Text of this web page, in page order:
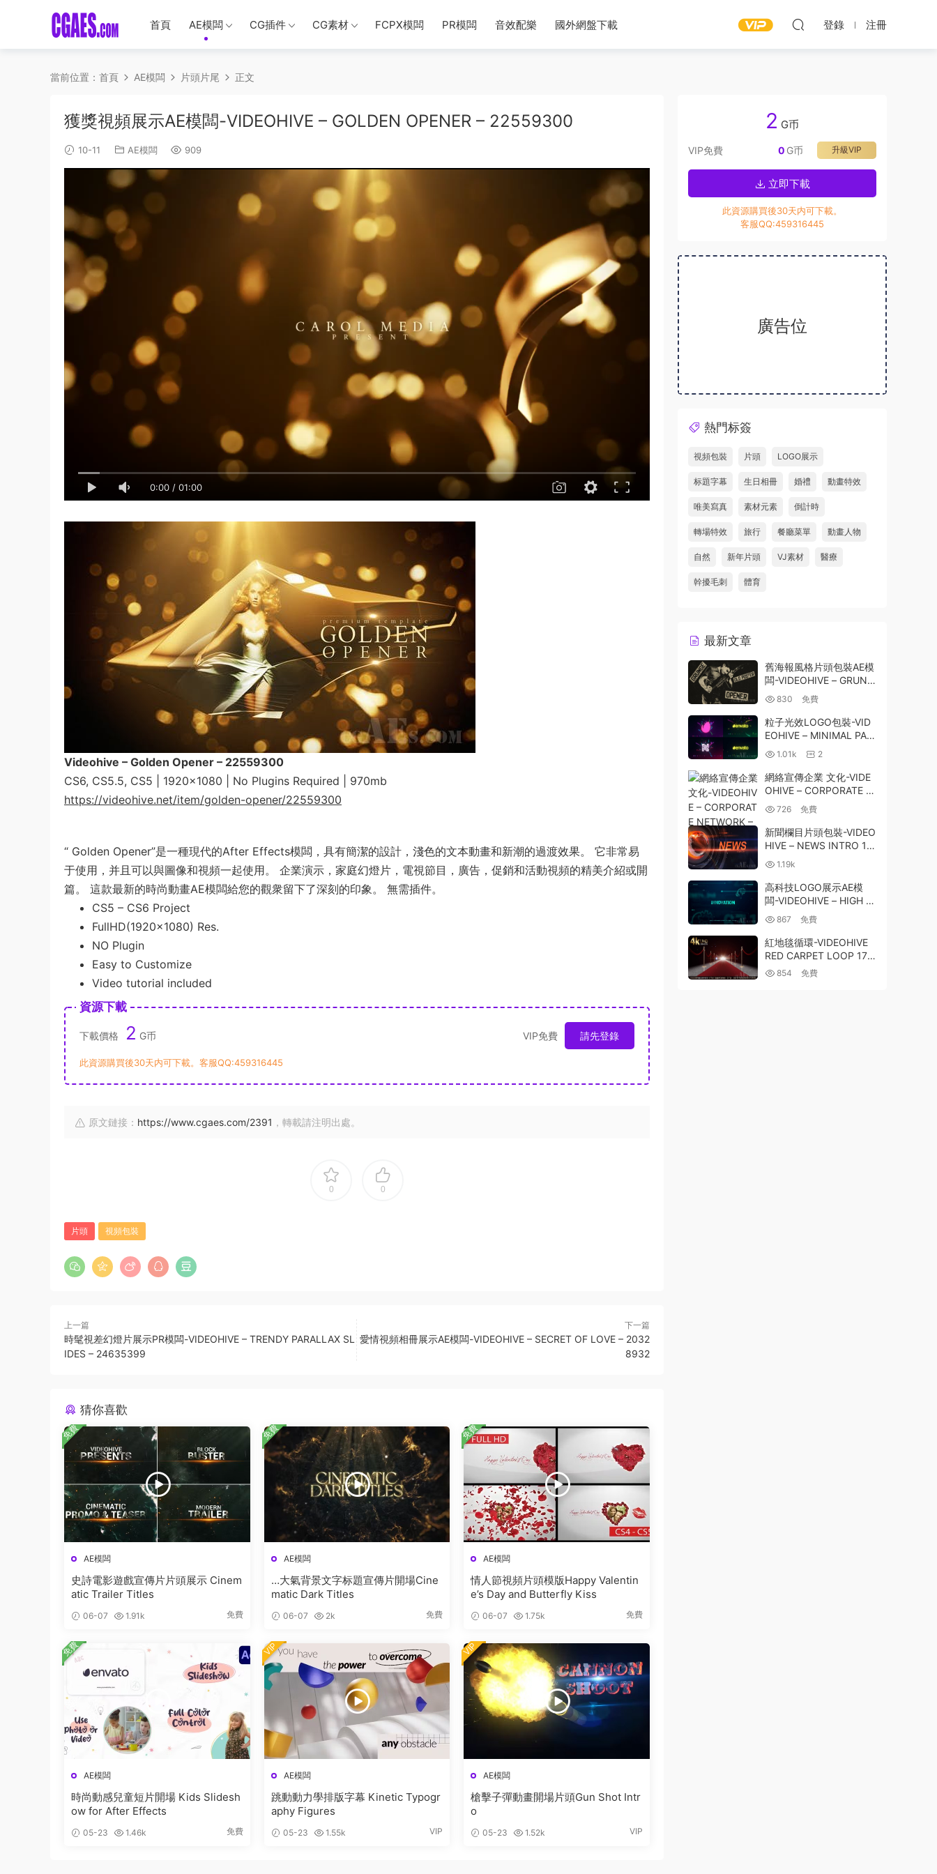
首頁 AE模闆 CG插件 CG素材 FCPX模闆 PR模闆 音效配樂 國外網盤下載 登錄 注冊
當前位置： 首頁 AE模闆 片頭片尾 正文
獲獎視頻展示AE模闆-VIDEOHIVE – GOLDEN OPENER – 22559300
10-11 AE模闆 909
0:00 / 01:00
Videohive – Golden Opener – 22559300
CS6, CS5.5, CS5 | 1920×1080 | No Plugins Required | 970mb
https://videohive.net/item/golden-opener/22559300
“ Golden Opener”是一種現代的After Effects模闆，具有簡潔的設計，淺色的文本動畫和新潮的過渡效果。 它非常易
于使用，并且可以與圖像和視頻一起使用。 企業演示，家庭幻燈片，電視節目，廣告，促銷和活動視頻的精美介紹或開
篇。 這款最新的時尚動畫AE模闆給您的觀衆留下了深刻的印象。 無需插件。
CS5 – CS6 Project
FullHD(1920×1080) Res.
NO Plugin
Easy to Customize
Video tutorial included
資源下載
下載價格 2 G币 VIP免費 請先登錄
此資源購買後30天内可下載。客服QQ:459316445
原文鏈接： https://www.cgaes.com/2391 ，轉載請注明出處。
0 0
片頭 視頻包裝
上一篇
時髦視差幻燈片展示PR模闆-VIDEOHIVE – TRENDY PARALLAX SL
IDES – 24635399
下一篇
愛情視頻相冊展示AE模闆-VIDEOHIVE – SECRET OF LOVE – 2032
8932
猜你喜歡
AE模闆
史詩電影遊戲宣傳片片頭展示 Cinem
atic Trailer Titles
06-07 1.91k 免費
免費
AE模闆
…大氣背景文字标題宣傳片開場Cine
matic Dark Titles
06-07 2k 免費
免費
AE模闆
情人節視頻片頭模版Happy Valentin
e’s Day and Butterfly Kiss
06-07 1.75k 免費
免費
AE模闆
時尚動感兒童短片開場 Kids Slidesh
ow for After Effects
05-23 1.46k 免費
免費
AE模闆
跳動動力學排版字幕 Kinetic Typogr
aphy Figures
05-23 1.55k VIP
VIP
AE模闆
槍擊子彈動畫開場片頭Gun Shot Intr
o
05-23 1.52k VIP
VIP
2 G币
VIP免費 升級VIP
0 G币
立即下載
此資源購買後30天内可下載。
客服QQ:459316445
廣告位
熱門标簽
視頻包裝 片頭 LOGO展示
标題字幕 生日相冊 婚禮 動畫特效
唯美寫真 素材元素 倒計時
轉場特效 旅行 餐廳菜單 動畫人物
自然 新年片頭 VJ素材 醫療
幹擾毛刺 體育
最新文章
舊海報風格片頭包裝AE模
闆-VIDEOHIVE – GRUNG
E OLD POSTER OPENER
– 27578965
830 免費
粒子光效LOGO包裝-VID
EOHIVE – MINIMAL PAR
TICLE LIGHT LOGO 297
03419
1.01k 2
網絡宣傳企業 文化-VIDE
OHIVE – CORPORATE N
ETWORK – PREMIERE P
RO 26192045
726 免費
新聞欄目片頭包裝-VIDEO
HIVE – NEWS INTRO 19
308732
1.19k
高科技LOGO展示AE模
闆-VIDEOHIVE – HIGH T
ECHNOLOGY LOGO OP
ENER – 24939966
867 免費
紅地毯循環-VIDEOHIVE
RED CARPET LOOP 176
64986
854 免費